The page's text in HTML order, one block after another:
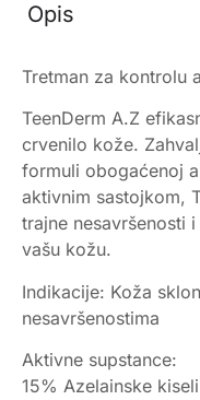
Opis
Tretman za kontrolu
TeenDerm A.Z
crvenilo kože.
formuli obogaćenoj
aktivnim sastojkom,
trajne nesavršenosti
vašu kožu.
Indikacije: Koža
nesavršenostima
Aktivne supstance:
15% Azelainske